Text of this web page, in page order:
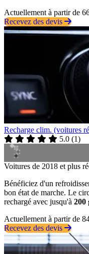
Actuellement à partir de
Recevez des devis
Recharge clim. (voitures
5.0 (1)
Voitures de 2018 et plus
Bénéficiez d'un
bon état de marche. Le
rechargé avec jusqu'à 200
Actuellement à partir de
Recevez des devis